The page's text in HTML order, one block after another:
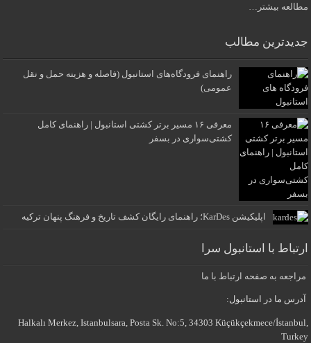
مطالعه بیشتر…
جدیدترین مطالب
راهنمای فرودگاه‌های استانبول (فاصله و هزینه حمل و نقل
عمومی)
معرفی ۱۶ مسیر برتر کشتی استانبول | راهنمای کامل
کشتی‌سواری در بسفر
اپلیکیشن KarDes؛ راهنمای رایگان کشف تاریخ و فرهنگ پنهان ترکیه
ارتباط با استانبول سرا
مراجعه به صفحه ارتباط با ما
آدرس ما در استانبول:
Halkalı Merkez, Istanbulsara, Posta Sk. No:5, 34303 Küçükçekmece/İstanbul,
Turkey